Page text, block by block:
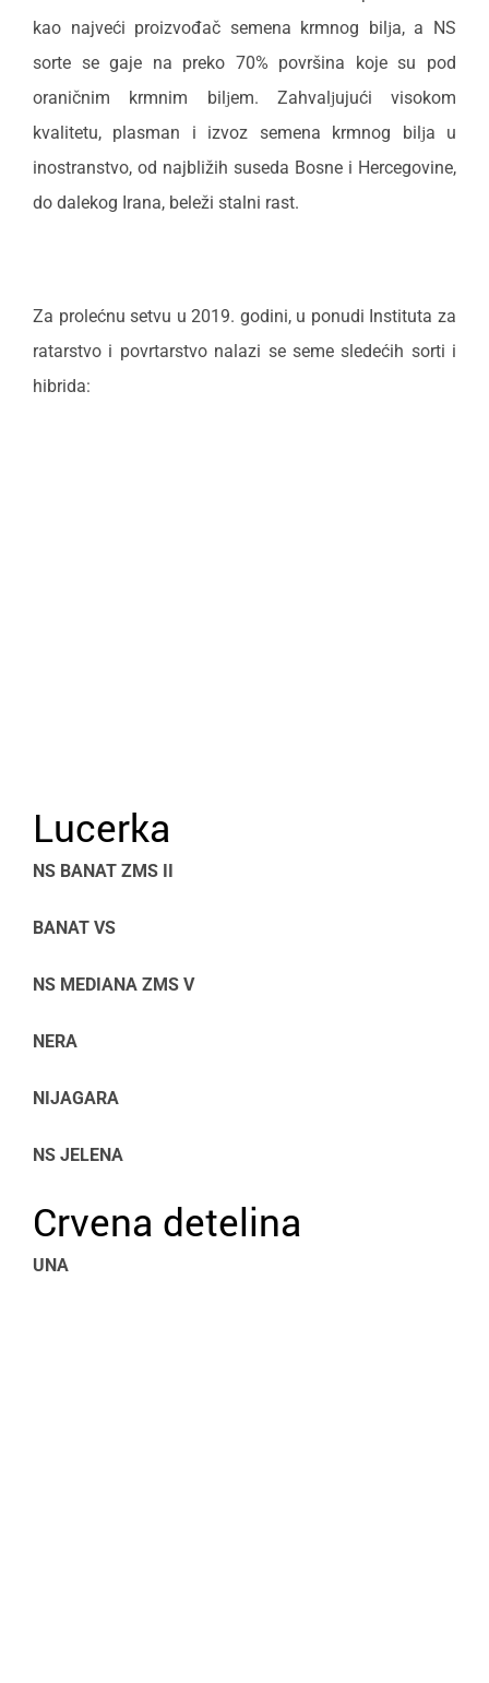
kao najveći proizvođač semena krmnog bilјa, a NS
sorte se gaje na preko 70% površina koje su pod
oraničnim krmnim bilјem. Zahvalјujući visokom
kvalitetu, plasman i izvoz semena krmnog bilјa u
inostranstvo, od najbližih suseda Bosne i Hercegovine,
do dalekog Irana, beleži stalni rast.
Za prolećnu setvu u 2019. godini, u ponudi Instituta za
ratarstvo i povrtarstvo nalazi se seme sledećih sorti i
hibrida:
Lucerka
NS BANAT ZMS II
BANAT VS
NS MEDIANA ZMS V
NERA
NIJAGARA
NS JELENA
Crvena detelina
UNA